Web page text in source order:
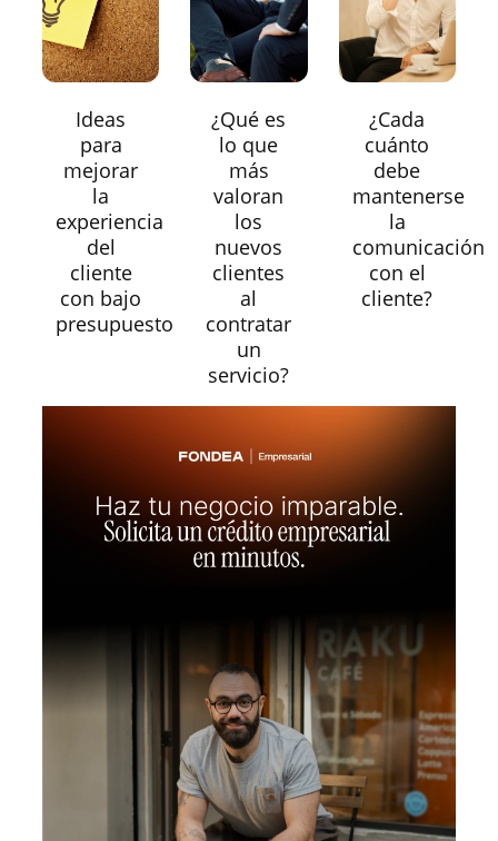
Ideas
para
mejorar
la
experiencia
del
cliente
con bajo
presupuesto
¿Qué es
lo que
más
valoran
los
nuevos
clientes
al
contratar
un
servicio?
¿Cada
cuánto
debe
mantenerse
la
comunicación
con el
cliente?